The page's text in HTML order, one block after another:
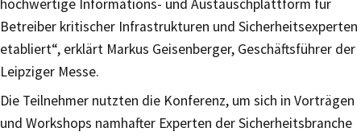
hochwertige Informations- und Austauschplattform für
Betreiber kritischer Infrastrukturen und Sicherheitsexperten
etabliert“, erklärt Markus Geisenberger, Geschäftsführer der
Leipziger Messe.
Die Teilnehmer nutzten die Konferenz, um sich in Vorträgen
und Workshops namhafter Experten der Sicherheitsbranche